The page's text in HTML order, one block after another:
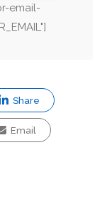
email-
Share
Email